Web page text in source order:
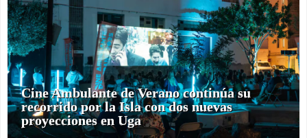
Cine Ambulante de Verano continúa su
recorrido por la Isla con dos nuevas
proyecciones en Uga